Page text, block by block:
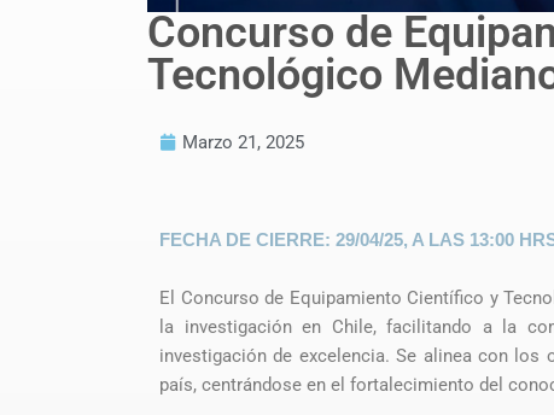
Concurso de
Tecnológico
Marzo 21, 2025
FECHA DE CIERRE: 29/04/25, A LAS 13:00
El Concurso de Equipamiento Científico y
la investigación en Chile, facilitando a la
investigación de excelencia. Se alinea con
país, centrándose en el fortalecimiento del